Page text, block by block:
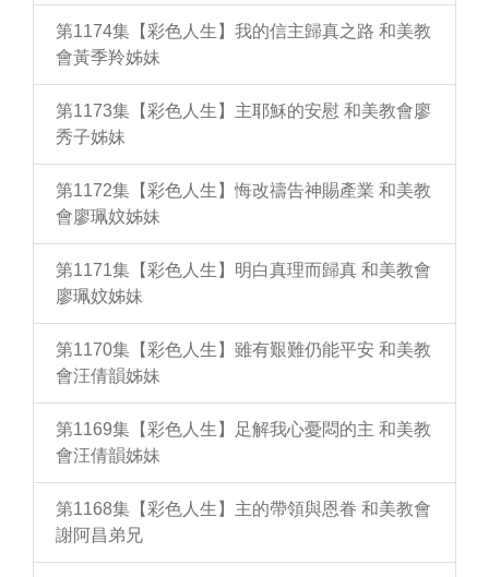
第1174集【彩色人生】我的信主歸真之路 和美教
會黃季羚姊妹
第1173集【彩色人生】主耶穌的安慰 和美教會廖
秀子姊妹
第1172集【彩色人生】悔改禱告神賜產業 和美教
會廖珮妏姊妹
第1171集【彩色人生】明白真理而歸真 和美教會
廖珮妏姊妹
第1170集【彩色人生】雖有艱難仍能平安 和美教
會汪倩韻姊妹
第1169集【彩色人生】足解我心憂悶的主 和美教
會汪倩韻姊妹
第1168集【彩色人生】主的帶領與恩眷 和美教會
謝阿昌弟兄